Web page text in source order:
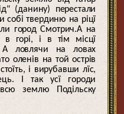
(данину) перестали
твердиню на ріцї
город Смотрич.А на
горі, і в тім місцї
А ловлячи на ловах
оленів на той острів
і вирубавши лїс,
І так усї городи
землю Подільску